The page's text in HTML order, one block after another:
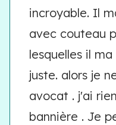
incroyable. Il
avec couteau
lesquelles il
juste. alors je
avocat . j'ai
bannière . Je